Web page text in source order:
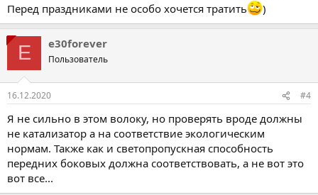
Перед праздниками не особо хочется тратить
)
E e30forever
Пользователь
16.12.2020 #4
Я не сильно в этом волоку, но проверять вроде должны
не катализатор а на соответствие экологическим
нормам. Также как и светопропускная способность
передних боковых должна соответствовать, а не вот это
вот все...